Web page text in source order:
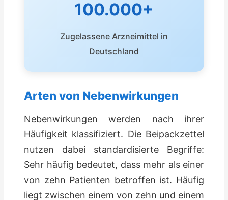
100.000+
Zugelassene Arzneimittel in
Deutschland
Arten von Nebenwirkungen
Nebenwirkungen werden nach ihrer
Häufigkeit klassifiziert. Die Beipackzettel
nutzen dabei standardisierte Begriffe:
Sehr häufig bedeutet, dass mehr als einer
von zehn Patienten betroffen ist. Häufig
liegt zwischen einem von zehn und einem